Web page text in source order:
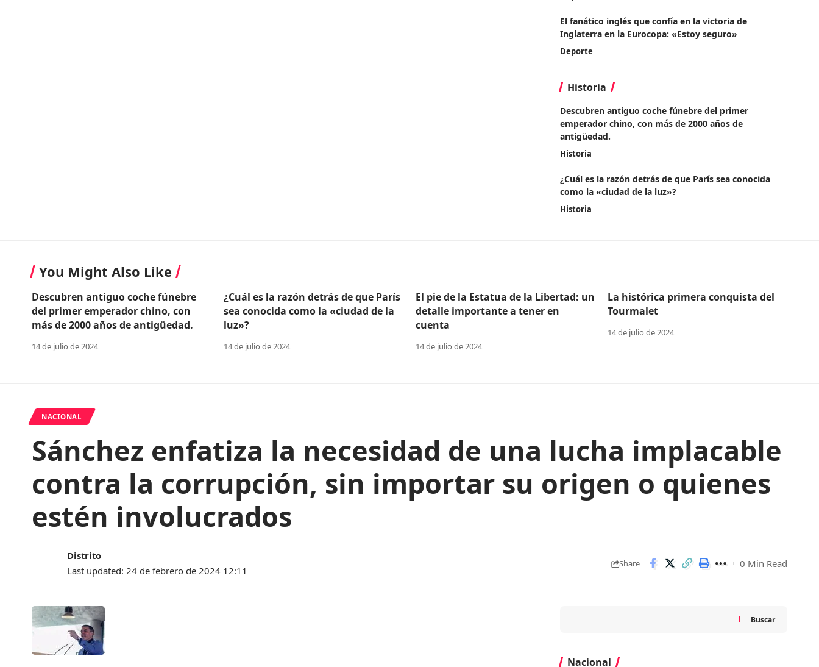
El fanático inglés que confía en la victoria de
Inglaterra en la Eurocopa: «Estoy seguro»
Deporte
Historia
Descubren antiguo coche fúnebre del primer
emperador chino, con más de 2000 años de
antigüedad.
Historia
¿Cuál es la razón detrás de que París sea conocida
como la «ciudad de la luz»?
Historia
You Might Also Like
Descubren antiguo coche fúnebre
del primer emperador chino, con
más de 2000 años de antigüedad.
14 de julio de 2024
¿Cuál es la razón detrás de que París
sea conocida como la «ciudad de la
luz»?
14 de julio de 2024
El pie de la Estatua de la Libertad: un
detalle importante a tener en
cuenta
14 de julio de 2024
La histórica primera conquista del
Tourmalet
14 de julio de 2024
NACIONAL
Sánchez enfatiza la necesidad de una lucha implacable
contra la corrupción, sin importar su origen o quienes
estén involucrados
Last updated: 24 de febrero de 2024 12:11
Distrito
Share 0 Min Read
Buscar
Nacional